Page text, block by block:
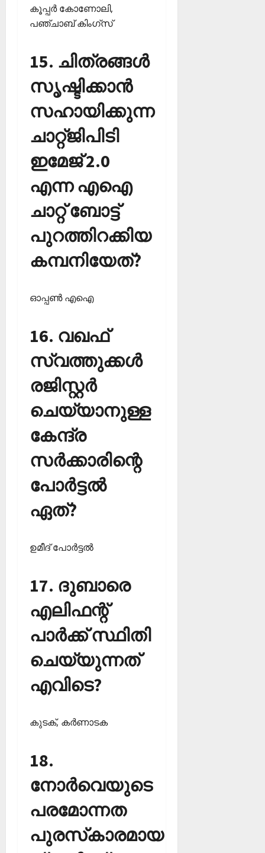
കൂപ്പര്‍ കോണോലി,
പഞ്ചാബ് കിംഗ്‌സ്
‌15. ചിത്രങ്ങള്‍
സൃഷ്ടിക്കാന്‍
സഹായിക്കുന്ന
ചാറ്റ്ജിപിടി
ഇമേജ് 2.0
എന്ന എഐ
ചാറ്റ് ബോട്ട്
പുറത്തിറക്കിയ
കമ്പനിയേത്?
ഓപ്പണ്‍ എഐ
16. വഖഫ്
സ്വത്തുക്കള്‍
രജിസ്റ്റര്‍
ചെയ്യാനുള്ള
കേന്ദ്ര
സര്‍ക്കാരിന്റെ
പോര്‍ട്ടല്‍
ഏത്?
ഉമീദ് പോര്‍ട്ടല്‍
17. ദുബാരെ
എലിഫന്റ്
പാര്‍ക്ക് സ്ഥിതി
ചെയ്യുന്നത്
എവിടെ?
കുടക്, കര്‍ണാടക
18.
നോര്‍വെയുടെ
പരമോന്നത
പുരസ്‌കാരമായ